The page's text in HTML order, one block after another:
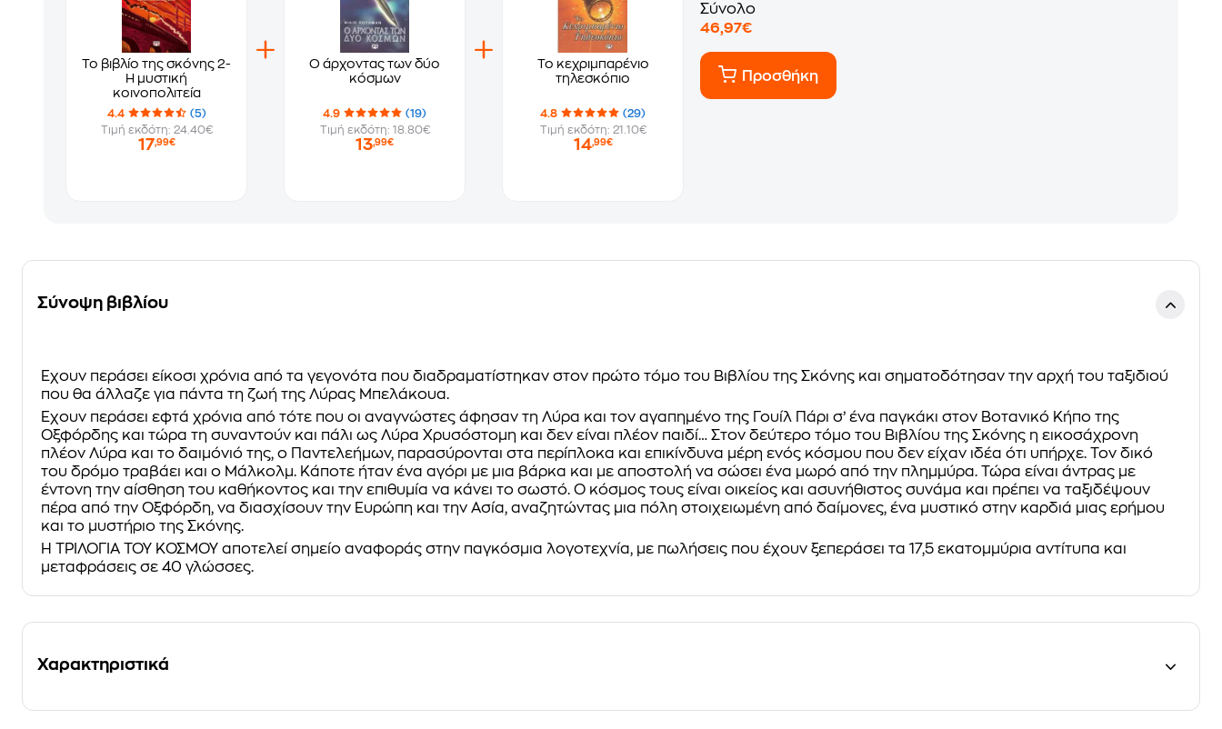
Το βιβλίο της σκόνης 2-
Η μυστική
κοινοπολιτεία
4.4
(5)
Τιμή εκδότη: 24.40€
17,99€
Ο άρχοντας των δύο
κόσμων
4.9
(19)
Τιμή εκδότη: 18.80€
13,99€
Το κεχριμπαρένιο
τηλεσκόπιο
4.8
(29)
Τιμή εκδότη: 21.10€
14,99€
Σύνολο
46,97€
Προσθήκη
Σύνοψη βιβλίου
Έχουν περάσει είκοσι χρόνια από τα γεγονότα που διαδραματίστηκαν στον πρώτο τόμο του Βιβλίου της Σκόνης και σηματοδότησαν την αρχή του ταξιδιού
που θα άλλαζε για πάντα τη ζωή της Λύρας Μπελάκουα.
Έχουν περάσει εφτά χρόνια από τότε που οι αναγνώστες άφησαν τη Λύρα και τον αγαπημένο της Γουίλ Πάρι σ’ ένα παγκάκι στον Βοτανικό Κήπο της
Οξφόρδης και τώρα τη συναντούν και πάλι ως Λύρα Χρυσόστομη και δεν είναι πλέον παιδί… Στον δεύτερο τόμο του Βιβλίου της Σκόνης η εικοσάχρονη
πλέον Λύρα και το δαιμόνιό της, ο Παντελεήμων, παρασύρονται στα περίπλοκα και επικίνδυνα μέρη ενός κόσμου που δεν είχαν ιδέα ότι υπήρχε. Τον δικό
του δρόμο τραβάει και ο Μάλκολμ. Κάποτε ήταν ένα αγόρι με μια βάρκα και με αποστολή να σώσει ένα μωρό από την πλημμύρα. Τώρα είναι άντρας με
έντονη την αίσθηση του καθήκοντος και την επιθυμία να κάνει το σωστό. Ο κόσμος τους είναι οικείος και ασυνήθιστος συνάμα και πρέπει να ταξιδέψουν
πέρα από την Οξφόρδη, να διασχίσουν την Ευρώπη και την Ασία, αναζητώντας μια πόλη στοιχειωμένη από δαίμονες, ένα μυστικό στην καρδιά μιας ερήμου
και το μυστήριο της Σκόνης.
Η ΤΡΙΛΟΓΙΑ ΤΟΥ ΚΟΣΜΟΥ αποτελεί σημείο αναφοράς στην παγκόσμια λογοτεχνία, με πωλήσεις που έχουν ξεπεράσει τα 17,5 εκατομμύρια αντίτυπα και
μεταφράσεις σε 40 γλώσσες.
Χαρακτηριστικά